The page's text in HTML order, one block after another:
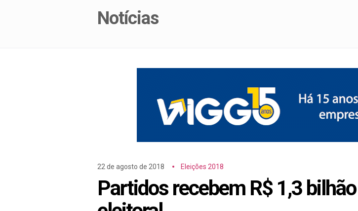
Notícias
22 de agosto de 2018 Eleições 2018
Partidos recebem R$ 1,3